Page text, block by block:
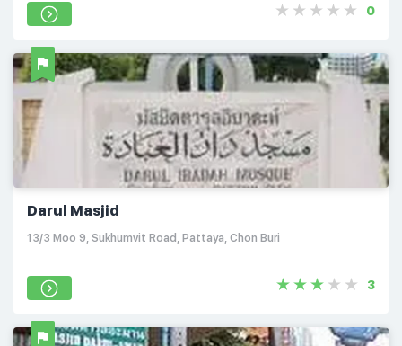
0
Darul Masjid
13/3 Moo 9, Sukhumvit Road, Pattaya, Chon Buri
3